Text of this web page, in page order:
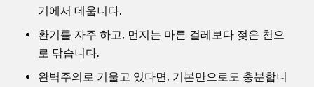
기에서 데웁니다.
환기를 자주 하고, 먼지는 마른 걸레보다 젖은 천으
로 닦습니다.
완벽주의로 기울고 있다면, 기본만으로도 충분합니